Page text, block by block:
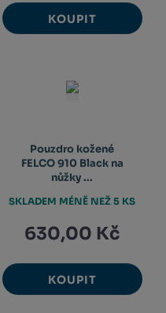
KOUPIT
Pouzdro kožené
FELCO 910 Black na
nůžky ...
630,00 Kč
KOUPIT
SKLADEM MÉNĚ NEŽ 5 KS